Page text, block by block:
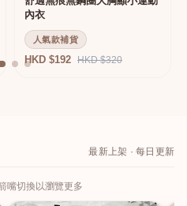
內衣
人氣款補貨
HKD $192 HKD $320
最新上架 · 每日更新
嘴切換以瀏覽更多